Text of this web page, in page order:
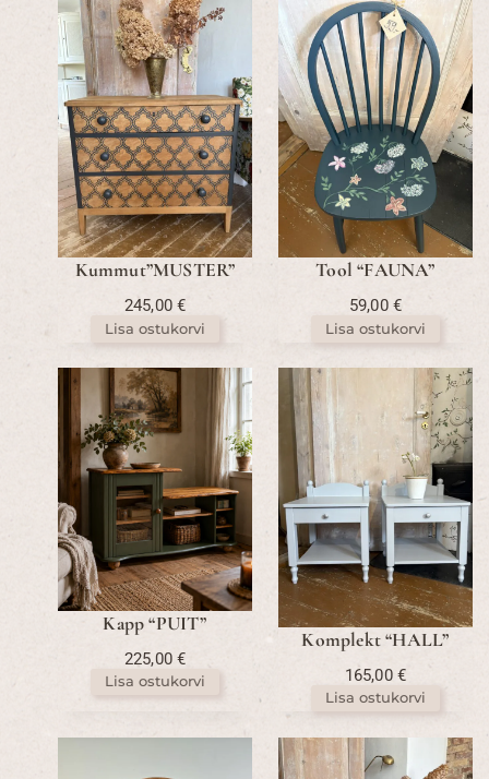
Kummut”MUSTER”
245,00€
Lisa ostukorvi
Tool “FAUNA”
59,00 €
Lisa ostukorvi
Kapp “PUIT”
225,00€
Lisa ostukorvi
Komplekt “HALL”
165,00€
Lisa ostukorvi